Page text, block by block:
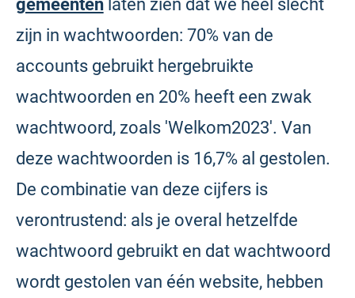
gemeentenlaten zien dat we heel slecht
zijn in wachtwoorden: 70% van de
accounts gebruikt hergebruikte
wachtwoorden en 20% heeft een zwak
wachtwoord, zoals 'Welkom2023'. Van
deze wachtwoorden is 16,7% al gestolen.
De combinatie van deze cijfers is
verontrustend: als je overal hetzelfde
wachtwoord gebruikt en dat wachtwoord
wordt gestolen van één website, hebben